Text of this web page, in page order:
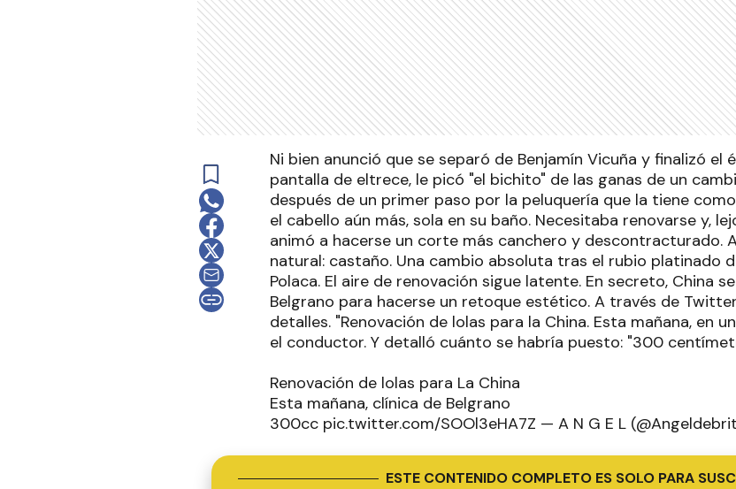
Ni bien anunció que se separó de Benjamín Vicuña y finalizó el
pantalla de eltrece, le picó "el bichito" de las ganas de un
después de un primer paso por la peluquería que la tiene
el cabello aún más, sola en su baño. Necesitaba renovarse y,
animó a hacerse un corte más canchero y descontracturado.
natural: castaño. Una cambio absoluta tras el rubio platinado
Polaca. El aire de renovación sigue latente. En secreto, China
Belgrano para hacerse un retoque estético. A través de
detalles. "Renovación de lolas para la China. Esta mañana, en
el conductor. Y detalló cuánto se habría puesto: "300
Renovación de lolas para La China
Esta mañana, clínica de Belgrano
300cc pic.twitter.com/SOOl3eHA7Z — A N G E L
ESTE CONTENIDO COMPLETO ES SOLO PARA